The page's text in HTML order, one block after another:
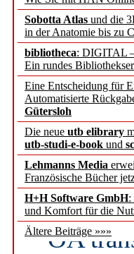
Sobotta Atlas und die
in der Anatomie bis zu
bibliotheca: DIGITAL
Ein rundes
Eine Entscheidung für
Automatisierte
Gütersloh
Die neue utb elibrary
utb-studi-e-book und
Lehmanns Media
Französische Bücher
H+H Software GmbH:
und Komfort für die
Ältere Beiträge »»»
jedem
DFG
Fifth
OA